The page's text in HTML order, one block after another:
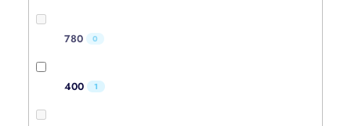
780 0
400 1